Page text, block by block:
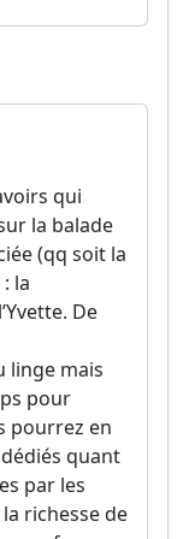
qui
la balade
(qq soit la
la
De
linge mais
pour
pourrez en
quant
par les
richesse de